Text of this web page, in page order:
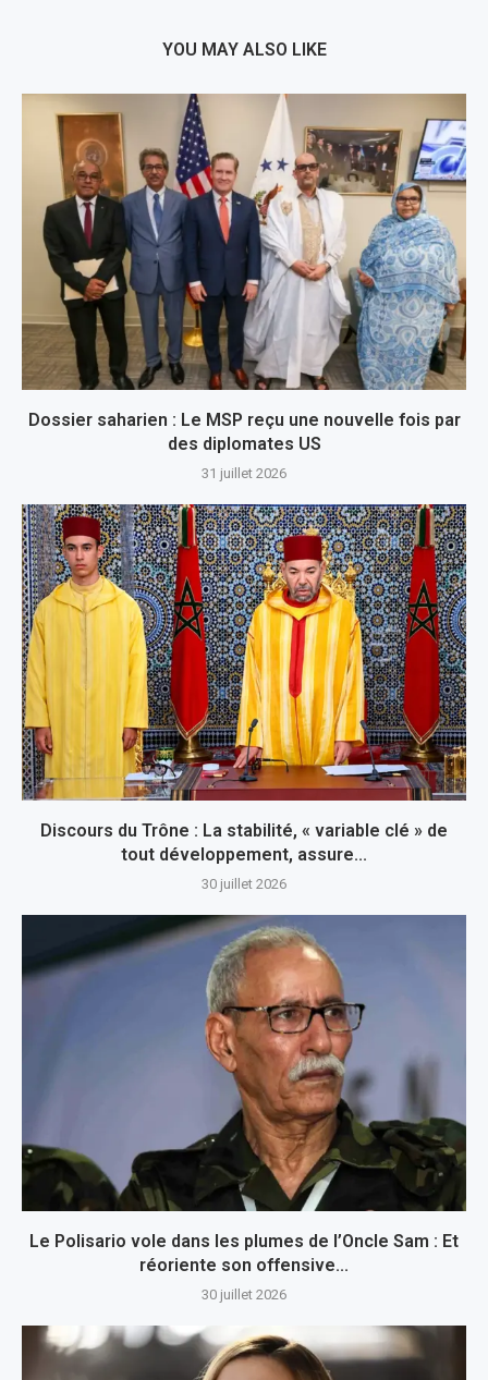
YOU MAY ALSO LIKE
Dossier saharien : Le MSP reçu une nouvelle fois par
des diplomates US
31 juillet 2026
Discours du Trône : La stabilité, « variable clé » de
tout développement, assure...
30 juillet 2026
Le Polisario vole dans les plumes de l’Oncle Sam : Et
réoriente son offensive...
30 juillet 2026